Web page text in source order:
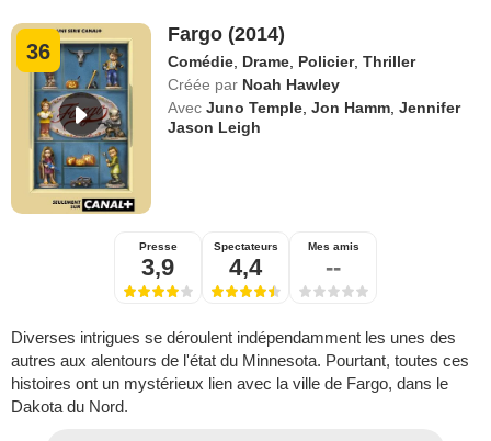
36
Fargo (2014)
Comédie Drame Policier,Thriller
Créée par Noah Hawley
Avec Juno Temple ,Jon Hamm ,Jennifer
Jason Leigh
Presse
3,9
Spectateurs
4,4
Mes amis
--
Diverses intrigues se déroulent indépendamment les unes des
autres aux alentours de l'état du Minnesota. Pourtant, toutes ces
histoires ont un mystérieux lien avec la ville de Fargo, dans le
Dakota du Nord.